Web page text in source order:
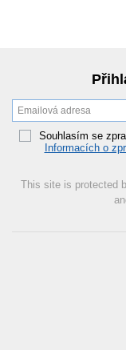
Souhlasím se
Informacích o
This site is protected